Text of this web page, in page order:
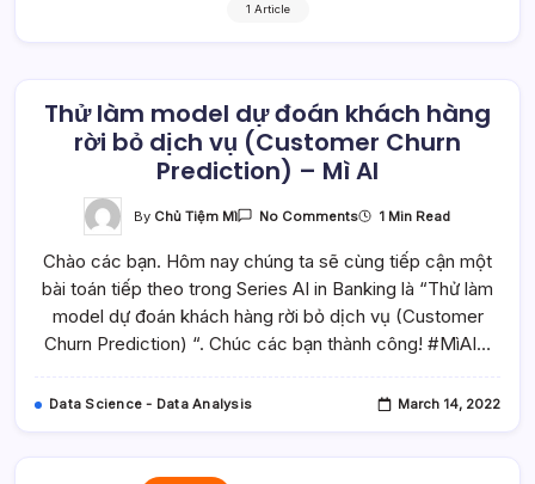
1 Article
Thử làm model dự đoán khách hàng
rời bỏ dịch vụ (Customer Churn
Prediction) – Mì AI
By Chủ Tiệm Mì No CommentsOn
Model
Đoán
Khách
Hàng
Rời
Bỏ
(Customer
Churn
1 Min Read
Chào các bạn. Hôm nay chúng ta sẽ cùng tiếp cận một
bài toán tiếp theo trong Series AI in Banking là “Thử làm
model dự đoán khách hàng rời bỏ dịch vụ (Customer
Churn Prediction) “. Chúc các bạn thành công! #MìAI…
Data Science - Data Analysis March 14, 2022